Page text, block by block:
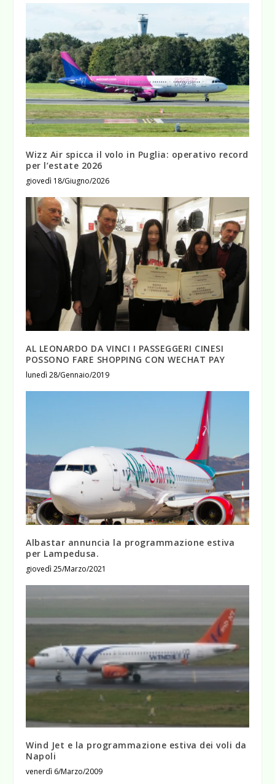
Wizz Air spicca il volo in Puglia: operativo record
per l’estate 2026
giovedì 18/Giugno/2026
AL LEONARDO DA VINCI I PASSEGGERI CINESI
POSSONO FARE SHOPPING CON WECHAT PAY
lunedì 28/Gennaio/2019
Albastar annuncia la programmazione estiva
per Lampedusa.
giovedì 25/Marzo/2021
Wind Jet e la programmazione estiva dei voli da
Napoli
venerdì 6/Marzo/2009